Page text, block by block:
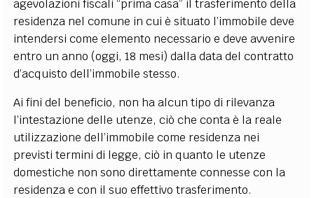
agevolazioni fiscali “prima casa” il trasferimento della
residenza nel comune in cui è situato l’immobile deve
intendersi come elemento necessario e deve avvenire
entro un anno (oggi, 18 mesi) dalla data del contratto
d’acquisto dell’immobile stesso.
Ai fini del beneficio, non ha alcun tipo di rilevanza
l’intestazione delle utenze, ciò che conta è la reale
utilizzazione dell’immobile come residenza nei
previsti termini di legge, ciò in quanto le utenze
domestiche non sono direttamente connesse con la
residenza e con il suo effettivo trasferimento.